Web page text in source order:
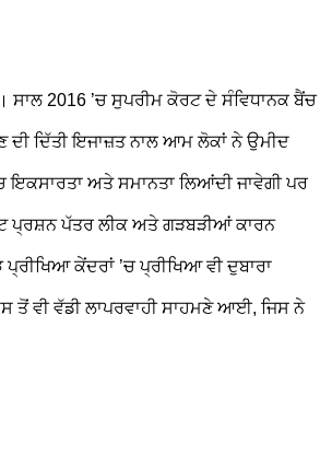
2016 ’ਚ ਸੁਪਰੀਮ ਕੋਰਟ ਦੇ ਸੰਵਿਧਾਨਕ ਬੈਂਚ
ਦੀ ਦਿੱਤੀ ਇਜਾਜ਼ਤ ਨਾਲ ਆਮ ਲੋਕਾਂ ਨੇ ਉਮੀਦ
ਇਕਸਾਰਤਾ ਅਤੇ ਸਮਾਨਤਾ ਲਿਆਂਦੀ ਜਾਵੇਗੀ ਪਰ
ਪ੍ਰਸ਼ਨ ਪੱਤਰ ਲੀਕ ਅਤੇ ਗੜਬੜੀਆਂ ਕਾਰਨ
ਕੇਂਦਰਾਂ ’ਚ ਪ੍ਰੀਖਿਆ ਵੀ ਦੁਬਾਰਾ
ਵੀ ਵੱਡੀ ਲਾਪਰਵਾਹੀ ਸਾਹਮਣੇ ਆਈ, ਜਿਸ ਨੇ